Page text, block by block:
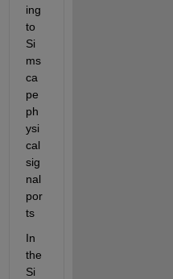
ing
to
Si
ms
ca
pe
ph
ysi
cal
sig
nal
por
ts
In
the
Si